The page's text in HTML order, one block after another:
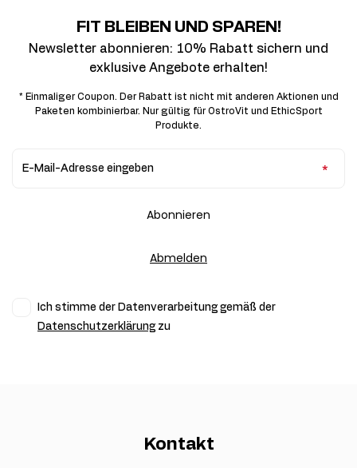
FIT BLEIBEN UND SPAREN!
Newsletter abonnieren: 10% Rabatt sichern und
exklusive Angebote erhalten!
* Einmaliger Coupon. Der Rabatt ist nicht mit anderen Aktionen und
Paketen kombinierbar. Nur gültig für OstroVit und EthicSport
Produkte.
E-Mail-Adresse eingeben
Abonnieren
Abmelden
Ich stimme der Datenverarbeitung gemäß der
Datenschutzerklärung zu
Kontakt